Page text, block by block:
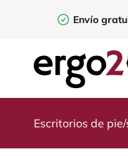
Envío
Escritorios de